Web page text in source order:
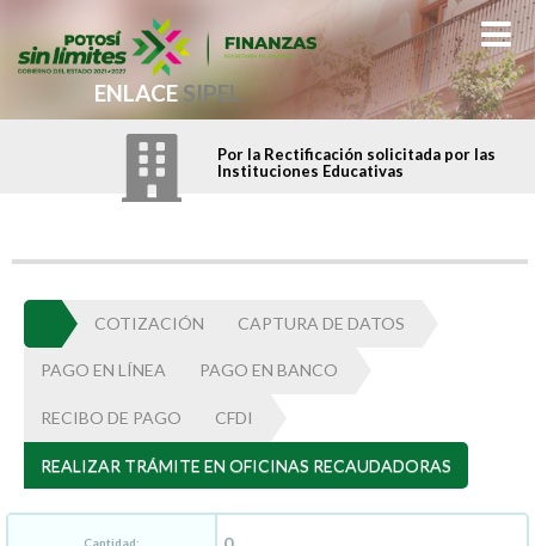
ENLACESIPEL
Por la Rectificación solicitada por las
Instituciones Educativas
COTIZACIÓN CAPTURA DE DATOS
PAGO EN LÍNEA PAGO EN BANCO
RECIBO DE PAGO CFDI
REALIZAR TRÁMITE EN OFICINAS RECAUDADORAS
Cantidad: